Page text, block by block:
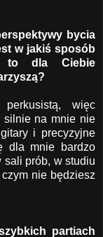
bycia
w jakiś sposób
to dla Ciebie
więc
silnie na mnie nie
i precyzyjne
dla mnie bardzo
sali prób, w studiu
nie będziesz
partiach